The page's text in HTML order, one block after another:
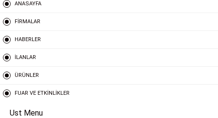
ANASAYFA
FİRMALAR
HABERLER
İLANLAR
ÜRÜNLER
FUAR VE ETKİNLİKLER
Ust Menu